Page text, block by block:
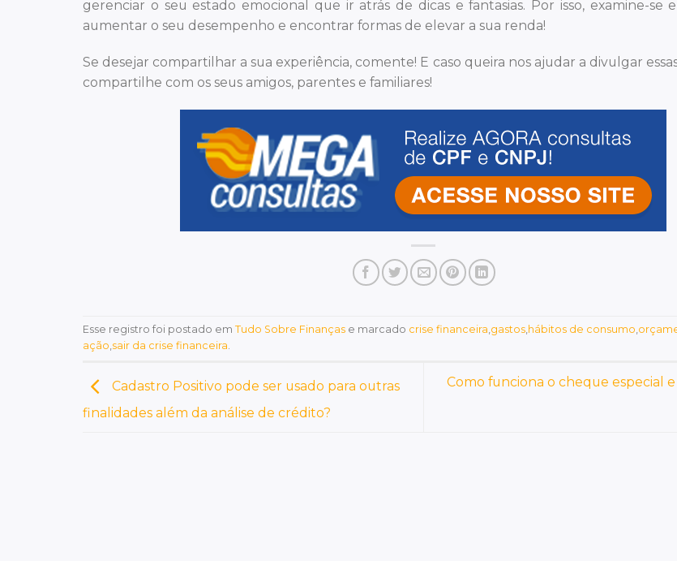
gerenciar o seu estado emocional que ir atrás de dicas e fantasias. Por isso, examine-se
aumentar o seu desempenho e encontrar formas de elevar a sua renda!
Se desejar compartilhar a sua experiência, comente! E caso queira nos ajudar a divulgar
compartilhe com os seus amigos, parentes e familiares!
Esse registro foi postado em Tudo Sobre Finanças e marcado crise financeira,gastos,hábitos de consumo,
ação,sair da crise financeira.
Cadastro Positivo pode ser usado para outras
finalidades além da análise de crédito?
Como funciona o cheque especial